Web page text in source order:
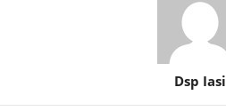
Dsp Iasi